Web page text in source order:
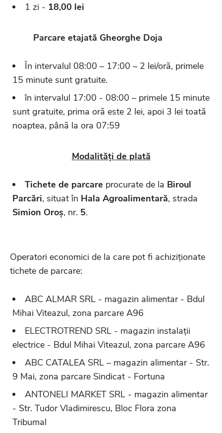
1 zi - 18,00 lei
Parcare etajată Gheorghe Doja
În intervalul 08:00 – 17:00 – 2 lei/oră, primele
15 minute sunt gratuite.
în intervalul 17:00 - 08:00 – primele 15 minute
sunt gratuite, prima oră este 2 lei, apoi 3 lei toată
noaptea, până la ora 07:59
Modalități de plată
Tichete de parcare procurate de la Biroul
Parcări, situat în Hala Agroalimentară, strada
Simion Oroș, nr. 5.
Operatori economici de la care pot fi achiziționate
tichete de parcare:
ABC ALMAR SRL - magazin alimentar - Bdul
Mihai Viteazul, zona parcare A96
ELECTROTREND SRL - magazin instalații
electrice - Bdul Mihai Viteazul, zona parcare A96
ABC CATALEA SRL – magazin alimentar - Str.
9 Mai, zona parcare Sindicat - Fortuna
ANTONELI MARKET SRL - magazin alimentar
- Str. Tudor Vladimirescu, Bloc Flora zona
Tribumal